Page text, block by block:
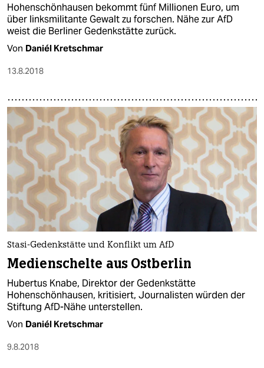
Hohenschönhausen bekommt fünf Millionen Euro, um
über linksmilitante Gewalt zu forschen. Nähe zur AfD
weist die Berliner Gedenkstätte zurück.
Von Daniél Kretschmar
13.8.2018
Stasi-Gedenkstätte und Konflikt um AfD
Medienschelte aus Ostberlin
Hubertus Knabe, Direktor der Gedenkstätte
Hohenschönhausen, kritisiert, Journalisten würden der
Stiftung AfD-Nähe unterstellen.
Von Daniél Kretschmar
9.8.2018